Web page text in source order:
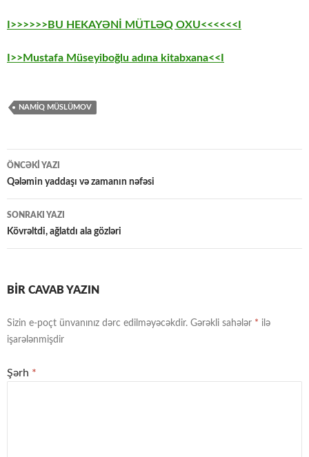
I>>>>>>BU HEKAYƏNİ MÜTLƏQ OXU<<<<<<I
I>>Mustafa Müseyiboğlu adına kitabxana<<I
NAMIQ MÜSLÜMOV
Yazılar
üzrə
naviqasiya
ÖNCƏKI YAZI
Qələmin yaddaşı və zamanın nəfəsi
SONRAKI YAZI
Kövrəltdi, ağlatdı ala gözləri
BIR CAVAB YAZIN
Sizin e-poçt ünvanınız dərc edilməyəcəkdir. Gərəkli sahələr * ilə
işarələnmişdir
Şərh *